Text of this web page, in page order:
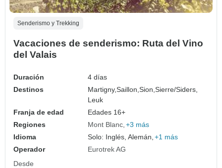
Senderismo y Trekking
Vacaciones de senderismo: Ruta del Vino
del Valais
Duración
4 días
Destinos
Martigny,Saillon,Sion,Sierre/Siders,
Leuk
Franja de edad
Edades 16+
Regiones
Mont Blanc +3 más
Idioma
Solo: Inglés, Alemán, +1 más
Operador
Eurotrek AG
Desde